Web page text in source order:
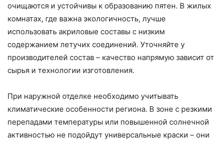
очищаются и устойчивы к образованию пятен. В жилых
комнатах, где важна экологичность, лучше
использовать акриловые составы с низким
содержанием летучих соединений. Уточняйте у
производителей состав – качество напрямую зависит от
сырья и технологии изготовления.
При наружной отделке необходимо учитывать
климатические особенности региона. В зоне с резкими
перепадами температуры или повышенной солнечной
активностью не подойдут универсальные краски – они